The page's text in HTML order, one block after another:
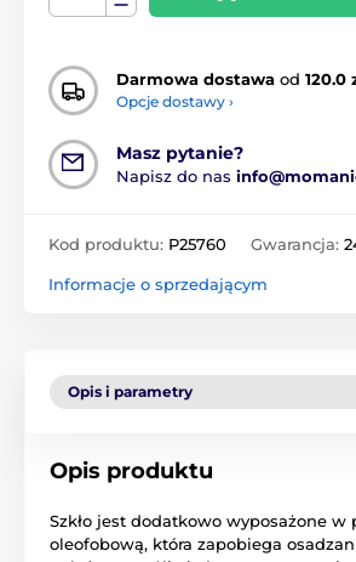
Darmowa dostawa od 120.0
Opcje dostawy ›
Masz pytanie?
Napisz do nas
Kod produktu: P25760 Gwarancja:
Informacje o sprzedającym
Opis i parametry
Opis produktu
Szkło jest dodatkowo wyposażone w
oleofobową, która zapobiega